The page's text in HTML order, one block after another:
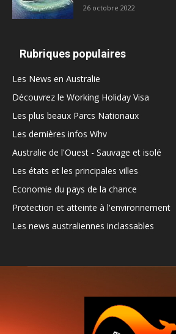
26 octobre 2022
Rubriques populaires
Les News en Australie
Découvrez le Working Holiday Visa
Les plus beaux Parcs Nationaux
Les dernières infos Whv
Australie de l'Ouest - Sauvage et isolé
Les états et les principales villes
Economie du pays de la chance
Protection et atteinte à l'environnement
Les news australiennes inclassables